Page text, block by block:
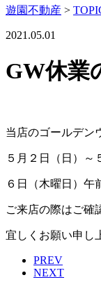
遊園不動産 >
2021.05.01
GW休業
当店のゴールデン
５月２日（日）～
６日（木曜日）午
ご来店の際はご確
宜しくお願い申し
PREV
NEXT